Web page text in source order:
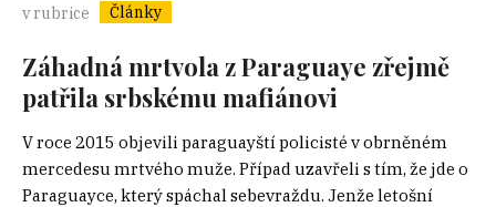
v rubrice
Články
Záhadná mrtvola z Paraguaye zřejmě
patřila srbskému mafiánovi
V roce 2015 objevili paraguayští policisté v obrněném
mercedesu mrtvého muže. Případ uzavřeli s tím, že jde o
Paraguayce, který spáchal sebevraždu. Jenže letošní